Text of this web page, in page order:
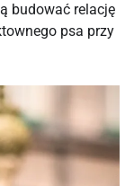
budować relację
psa przy